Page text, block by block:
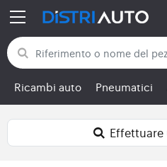
Torna alle categorie
Ricambi auto Pneumatici
Effettuare